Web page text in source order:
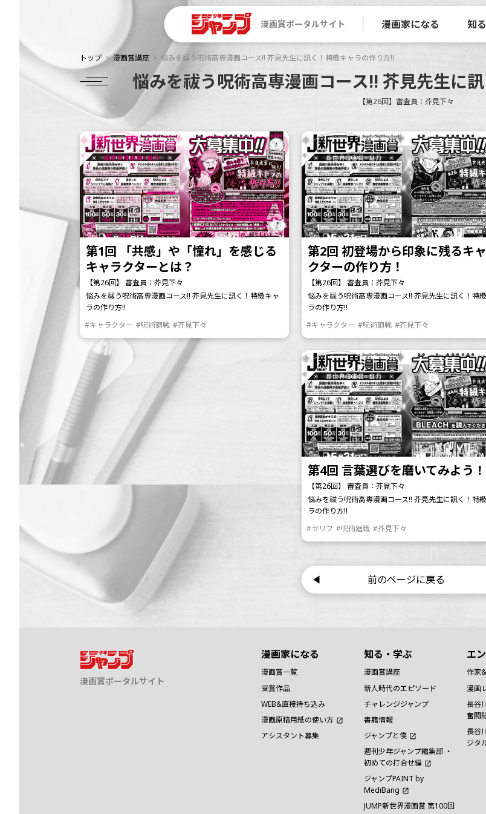
漫画賞ポータルサイト 漫画家になる 知
トップ 漫画賞講座 悩みを祓う呪術高専漫画コース!! 芥見先生に訊く！特級キャラの作り方!!
悩みを祓う呪術高専漫画コース!! 芥見先生に
【第26回】審査員：芥見下々
第1回 「共感」や「憧れ」を感じる
キャラクターとは？
【第26回】 審査員：芥見下々
悩みを祓う呪術高専漫画コース!! 芥見先生に訊く！特級キャ
ラの作り方!!
#キャラクター #呪術廻戦 #芥見下々
第2回 初登場から印象に残るキ
クターの作り方！
【第26回】 審査員：芥見下々
悩みを祓う呪術高専漫画コース!! 芥見先生に訊く！特
ラの作り方!!
#キャラクター #呪術廻戦 #芥見下々
第4回 言葉選びを磨いてみよう！
【第26回】 審査員：芥見下々
悩みを祓う呪術高専漫画コース!! 芥見先生に訊く！特
ラの作り方!!
#セリフ #呪術廻戦 #芥見下々
前のページに戻る
漫画賞ポータルサイト
漫画家になる
漫画賞一覧
受賞作品
WEB&直接持ち込み
漫画原稿用紙の使い方
アシスタント募集
知る・学ぶ
漫画賞講座
新人時代のエピソード
チャレンジジャンプ
書籍情報
ジャンプと僕
週刊少年ジャンプ編集部 ・
初めての打合せ編
ジャンプPAINT by
MediBang
JUMP新世界漫画賞 第100回
エ
作家
漫画
長谷
奮闘
長谷
ジタ